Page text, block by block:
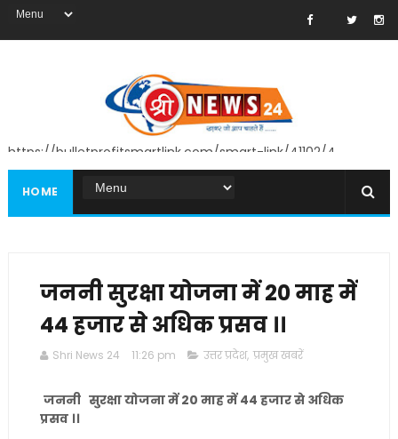
https://bulletprofitsmartlink.com/smart-link/41102/4
HOME
जननी सुरक्षा योजना में 20 माह में
44 हजार से अधिक प्रसव ।।
Shri News 24 11:26 pm उत्तर प्रदेश, प्रमुख खबरें
जननी सुरक्षा योजना में 20 माह में 44 हजार से अधिक
प्रसव ।।